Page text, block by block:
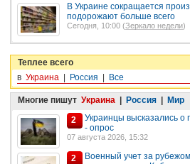
В Украине сокращается
подорожают больше всего
Сегодня, 10:00 (Зеркало недели)
Теплее всего
в Украина Россия Все
Многие пишут Украина Россия
Мир
2
Украинцы высказались о
- опрос
07 августа 2026, 15:32
2
Военный учет за